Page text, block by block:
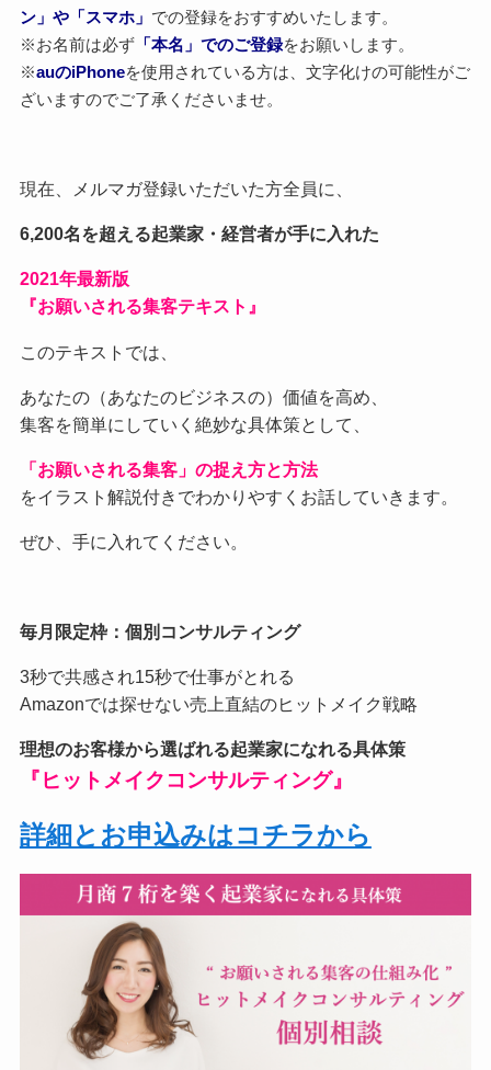
ン」や「スマホ」 での登録をおすすめいたします。
※お名前は必ず「本名」でのご登録をお願いします。
※auのiPhoneを使用されている方は、文字化けの可能性がご
ざいますのでご了承くださいませ。
現在、メルマガ登録いただいた方全員に、
6,200名を超える起業家・経営者が手に入れた
2021年最新版
『お願いされる集客テキスト』
このテキストでは、
あなたの（あなたのビジネスの）価値を高め、
集客を簡単にしていく絶妙な具体策として、
「お願いされる集客」の捉え方と方法
をイラスト解説付きでわかりやすくお話していきます。
ぜひ、手に入れてください。
毎月限定枠：個別コンサルティング
3秒で共感され15秒で仕事がとれる
Amazonでは探せない売上直結のヒットメイク戦略
理想のお客様から選ばれる起業家になれる具体策
『ヒットメイクコンサルティング』
詳細とお申込みはコチラから